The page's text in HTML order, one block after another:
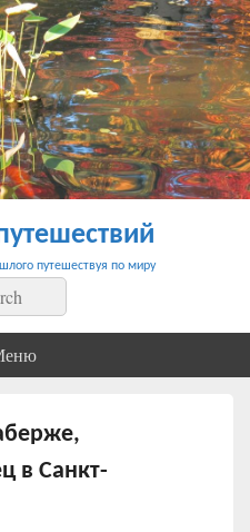
путешествуя по миру
в Санкт-